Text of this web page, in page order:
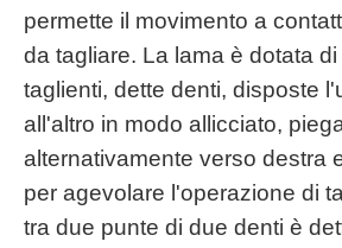
permette il movimento a
da tagliare. La lama è dotata
taglienti, dette denti, disposte
all'altro in modo allicciato,
alternativamente verso destra
per agevolare l'operazione di
tra due punte di due denti è